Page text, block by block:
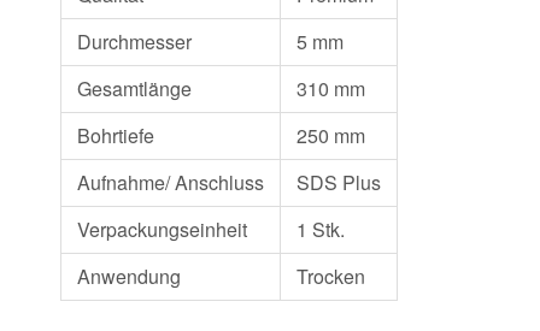
Durchmesser
5 mm
Gesamtlänge
310 mm
Bohrtiefe
250 mm
Aufnahme/ Anschluss
SDS Plus
Verpackungseinheit
1 Stk.
Anwendung
Trocken